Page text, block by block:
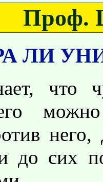
Проф.
ЛИ
что
него,
сих